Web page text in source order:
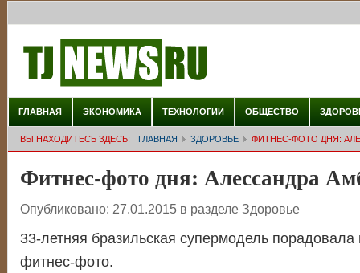
ГЛАВНАЯ ЭКОНОМИКА ТЕХНОЛОГИИ ОБЩЕСТВО
ВЫ НАХОДИТЕСЬ ЗДЕСЬ: ГЛАВНАЯ ЗДОРОВЬЕ ФИТНЕС-ФОТО ДНЯ:
Фитнес-фото дня: Алессандра
Опубликовано: 27.01.2015 в разделе Здоровье
33-летняя бразильская супермодель
фитнес-фото.